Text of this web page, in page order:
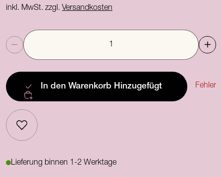
inkl. MwSt. zzgl.Versandkosten
Anzahl
In den Warenkorb Hinzugefügt Fehler
Lieferung binnen 1-2 Werktage